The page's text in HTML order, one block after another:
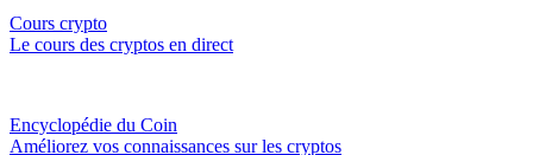
Cours crypto
Le cours des cryptos en direct
Encyclopédie du Coin
Améliorez vos connaissances sur les cryptos